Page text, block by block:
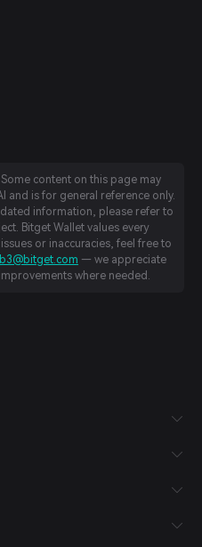
content on this page may
and is for general reference only.
information, please refer to
Bitget Wallet values every
or inaccuracies, feel free to
— we appreciate
where needed.